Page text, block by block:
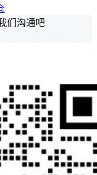
们沟通吧